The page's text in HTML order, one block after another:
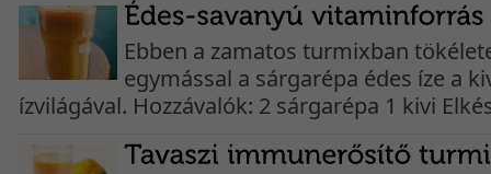
Ebben a zamatos turmixban
egymással a sárgarépa édes íze a
ízvilágával. Hozzávalók: 2 sárgarépa 1 kivi